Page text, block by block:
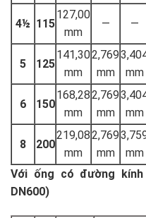
4½ 115
127,00
mm
— —
5 125
141,30
mm
2,769
mm
mm
6 150
168,28
mm
2,769
mm
mm
8 200
219,08
mm
2,769
mm
mm
Với ống có đường
DN600)